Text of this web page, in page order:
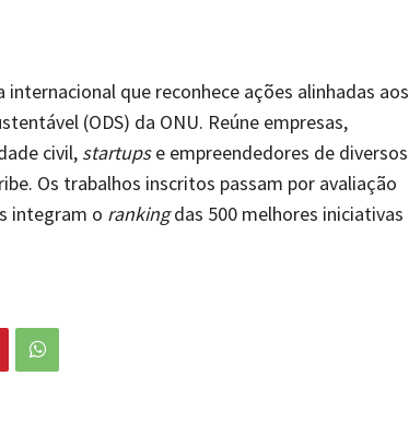
que reconhece ações alinhadas aos
(ODS) da ONU. Reúne empresas,
civil, startupse empreendedores de diversos
Os trabalhos inscritos passam por avaliação
integram o rankingdas 500 melhores iniciativas